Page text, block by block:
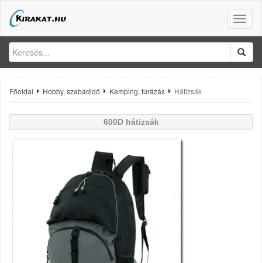
Toggle
Főoldal Hobby, szabadidő Kemping, túrázás Hátizsák
600D hátizsák